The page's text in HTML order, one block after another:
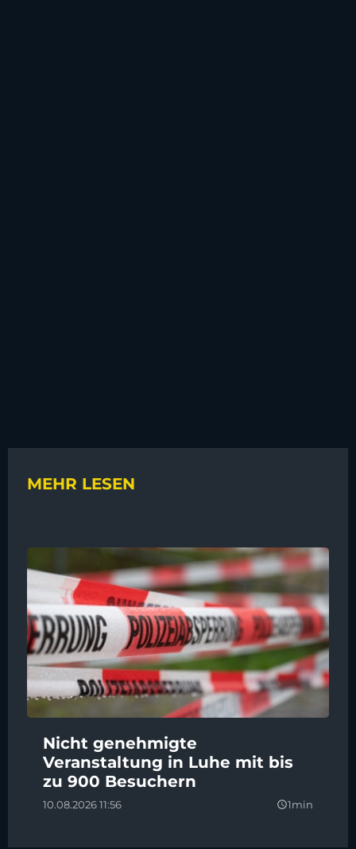
MEHR LESEN
Nicht genehmigte
Veranstaltung in Luhe mit bis
zu 900 Besuchern
10.08.2026 11:56 query_builder1min